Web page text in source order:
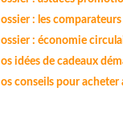
: les
: économie
idées de cadeaux
conseils pour acheter